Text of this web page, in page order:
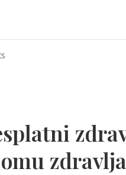
Udruženja
“Romanija”